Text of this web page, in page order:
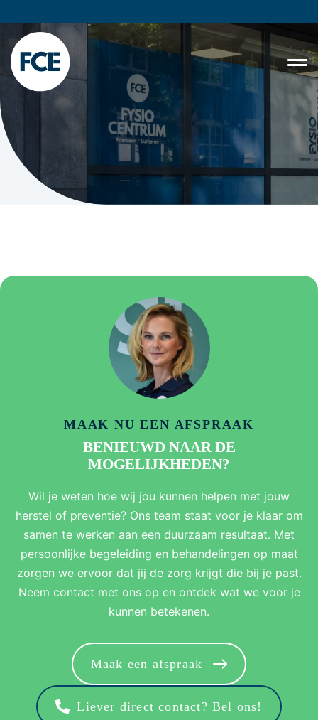
MAAK NU EEN AFSPRAAK
BENIEUWD NAAR DE
MOGELIJKHEDEN?
Wil je weten hoe wij jou kunnen helpen met jouw
herstel of preventie? Ons team staat voor je klaar om
samen te werken aan een duurzaam resultaat. Met
persoonlijke begeleiding en behandelingen op maat
zorgen we ervoor dat jij de zorg krijgt die bij je past.
Neem contact met ons op en ontdek wat we voor je
kunnen betekenen.
Maak een afspraak
Liever direct contact? Bel ons!